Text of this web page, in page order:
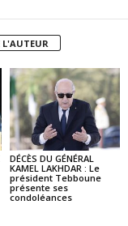
L'AUTEUR
DÉCÈS DU GÉNÉRAL
KAMEL LAKHDAR : Le
président Tebboune
présente ses
condoléances